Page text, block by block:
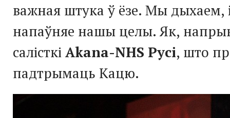
важная штука ў ёзе. Мы дыхаем,
напаўняе нашы целы. Як,
салісткіAkana-NHS Русі, што
падтрымаць Кацю.